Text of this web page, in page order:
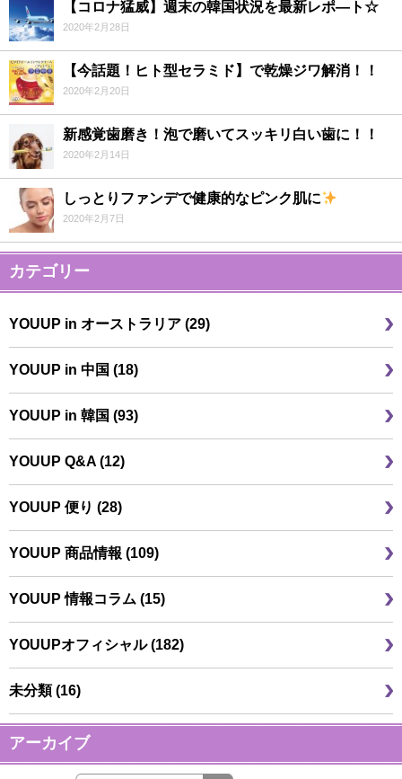
【コロナ猛威】週末の韓国状況を最新レポ―ト☆
2020年2月28日
【今話題！ヒト型セラミド】で乾燥ジワ解消！！
2020年2月20日
新感覚歯磨き！泡で磨いてスッキリ白い歯に！！
2020年2月14日
しっとりファンデで健康的なピンク肌に
2020年2月7日
カテゴリー
YOUUP in オーストラリア (29)
YOUUP in 中国 (18)
YOUUP in 韓国 (93)
YOUUP Q&A (12)
YOUUP 便り (28)
YOUUP 商品情報 (109)
YOUUP 情報コラム (15)
YOUUPオフィシャル (182)
未分類 (16)
アーカイブ